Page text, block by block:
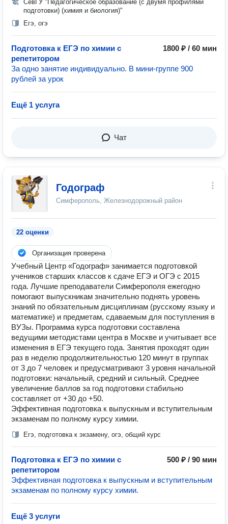
СевГУ "Педагогическое образование (с двумя профилями
подготовки) (химия и биология)"
Егэ, огэ
Подготовка к ЕГЭ по химии с
репетитором
1800 ₽ / 60 мин
За одно занятие индивидуально. В мини-группе 900
рублей за урок
Ещё 1 услуга
Чат
Годограф
Симферополь, Железнодорожный район
22 оценки
Организация проверена
Учебный Центр «Годограф» занимается подготовкой
учеников старших классов к сдаче ЕГЭ и ОГЭ с 2015
года. Лучшие преподаватели Симферополя ежегодно
помогают выпускникам значительно поднять уровень
знаний по обязательным дисциплинам (русскому языку и
математике) и предметам, сдаваемым для поступления в
ВУЗы. Программа курса подготовки составлена
ведущими методистами центра в Москве и учитывает все
изменения в ЕГЭ текущего года. Занятия проходят один
раз в неделю продолжительностью 120 минут в группах
от 3 до 7 человек и предусматривают 3 уровня начальной
подготовки: начальный, средний и сильный. Среднее
увеличение баллов за год подготовки стабильно
составляет от +30 до +50.
Эффективная подготовка к выпускным и вступительным
экзаменам по полному курсу химии.
Егэ, подготовка к экзамену, огэ, общий курс
Подготовка к ЕГЭ по химии с
репетитором
500 ₽ / 90 мин
Эффективная подготовка к выпускным и вступительным
экзаменам по полному курсу химии.
Ещё 3 услуги